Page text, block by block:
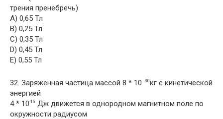
трения пренебречь)
A) 0,65 Тл
B) 0,25 Тл
C) 0,35 Тл
D) 0,45 Тл
E) 0,55 Тл
32. Заряженная частица массой 8 * 10 -30кг с кинетической
энергией
4 * 10-16 Дж движется в однородном магнитном поле по
окружности радиусом